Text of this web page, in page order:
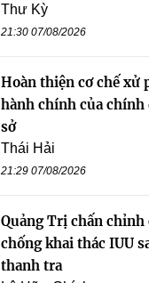
Thư Kỳ
21:30 07/08/2026
Hoàn thiện cơ chế xử
hành chính của chính
sở
Thái Hải
21:29 07/08/2026
Quảng Trị chấn chỉnh
chống khai thác IUU
thanh tra